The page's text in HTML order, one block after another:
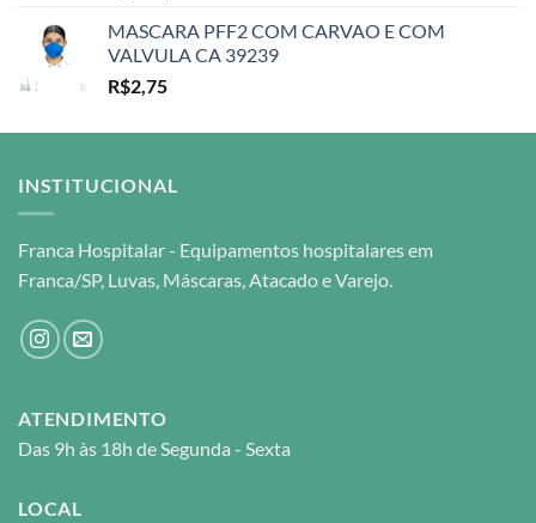
MASCARA PFF2 COM CARVAO E COM
VALVULA CA 39239
R$2,75
INSTITUCIONAL
Franca Hospitalar - Equipamentos hospitalares em
Franca/SP, Luvas, Máscaras, Atacado e Varejo.
ATENDIMENTO
Das 9h às 18h de Segunda - Sexta
LOCAL